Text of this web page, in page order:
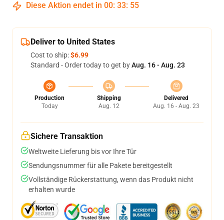
Diese Aktion endet in 00: 33: 54
Deliver to United States
Cost to ship:$6.99
Standard - Order today to get byAug. 16 - Aug. 23
Production
Today
Shipping
Aug. 12
Delivered
Aug. 16 - Aug. 23
Sichere Transaktion
Weltweite Lieferung bis vor Ihre Tür
Sendungsnummer für alle Pakete bereitgestellt
Vollständige Rückerstattung, wenn das Produkt nicht
erhalten wurde